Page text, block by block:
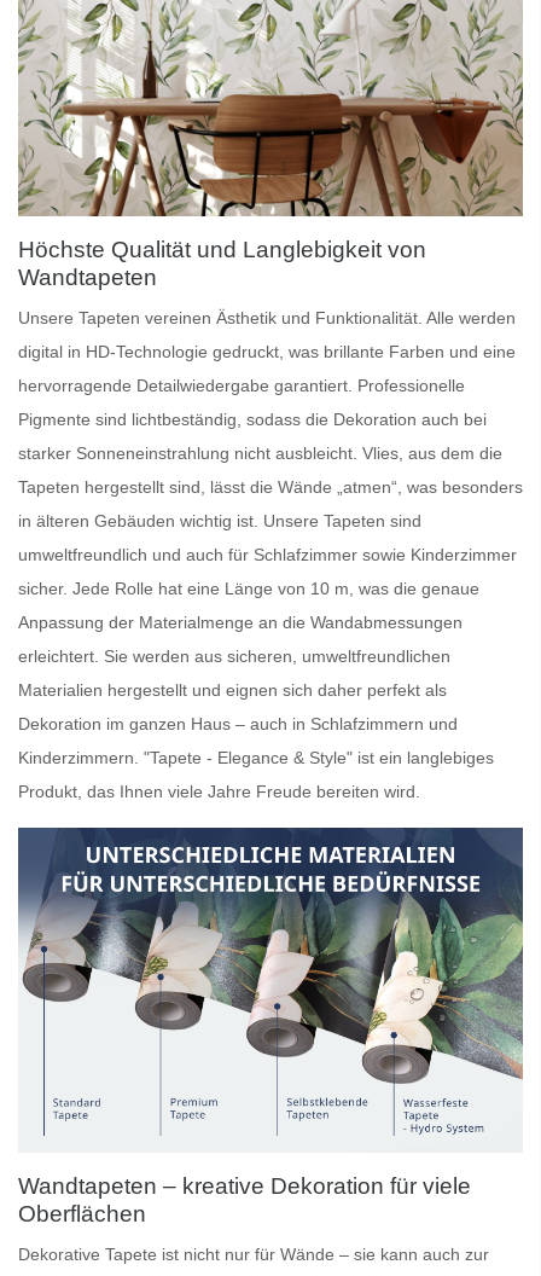
Höchste Qualität und Langlebigkeit von
Wandtapeten
Unsere Tapeten vereinen Ästhetik und Funktionalität. Alle werden
digital in HD-Technologie gedruckt, was brillante Farben und eine
hervorragende Detailwiedergabe garantiert. Professionelle
Pigmente sind lichtbeständig, sodass die Dekoration auch bei
starker Sonneneinstrahlung nicht ausbleicht. Vlies, aus dem die
Tapeten hergestellt sind, lässt die Wände „atmen“, was besonders
in älteren Gebäuden wichtig ist. Unsere Tapeten sind
umweltfreundlich und auch für Schlafzimmer sowie Kinderzimmer
sicher. Jede Rolle hat eine Länge von 10 m, was die genaue
Anpassung der Materialmenge an die Wandabmessungen
erleichtert. Sie werden aus sicheren, umweltfreundlichen
Materialien hergestellt und eignen sich daher perfekt als
Dekoration im ganzen Haus – auch in Schlafzimmern und
Kinderzimmern. "Tapete - Elegance & Style" ist ein langlebiges
Produkt, das Ihnen viele Jahre Freude bereiten wird.
Wandtapeten – kreative Dekoration für viele
Oberflächen
Dekorative Tapete ist nicht nur für Wände – sie kann auch zur